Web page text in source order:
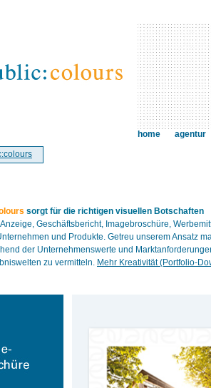
home agentur
sorgt für die richtigen visuellen Botschaften
Geschäftsbericht, Imagebroschüre,
und Produkte. Getreu unserem Ansatz
der Unternehmenswerte und
zu vermitteln. Mehr Kreativität (Portfolio-